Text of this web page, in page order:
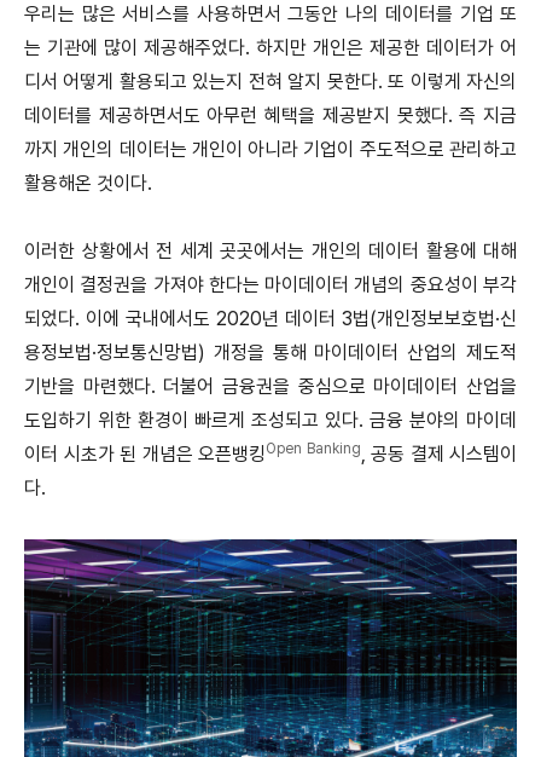
우리는 많은 서비스를 사용하면서 그동안 나의 데이터를 기업 또
는 기관에 많이 제공해주었다. 하지만 개인은 제공한 데이터가 어
디서 어떻게 활용되고 있는지 전혀 알지 못한다. 또 이렇게 자신의
데이터를 제공하면서도 아무런 혜택을 제공받지 못했다. 즉 지금
까지 개인의 데이터는 개인이 아니라 기업이 주도적으로 관리하고
활용해온 것이다.
이러한 상황에서 전 세계 곳곳에서는 개인의 데이터 활용에 대해
개인이 결정권을 가져야 한다는 마이데이터 개념의 중요성이 부각
되었다. 이에 국내에서도 2020년 데이터 3법(개인정보보호법·신
용정보법·정보통신망법) 개정을 통해 마이데이터 산업의 제도적
기반을 마련했다. 더불어 금융권을 중심으로 마이데이터 산업을
도입하기 위한 환경이 빠르게 조성되고 있다. 금융 분야의 마이데
이터 시초가 된 개념은 오픈뱅킹 Open Banking
, 공동 결제 시스템이
다.